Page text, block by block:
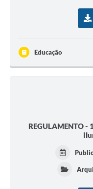
Educação
REGULAMENTO -